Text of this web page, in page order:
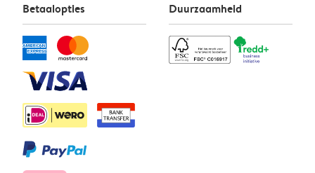
Betaalopties Duurzaamheid